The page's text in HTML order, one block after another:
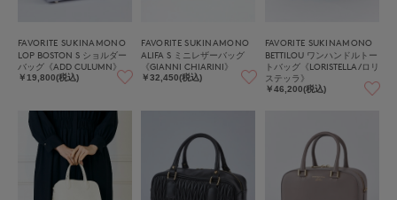
FAVORITE SUKINAMONO
LOP BOSTON S ショルダー
バッグ《ADD CULUMN》
￥19,800(税込)
FAVORITE SUKINAMONO
ALIFA S ミニレザーバッグ
《GIANNI CHIARINI》
￥32,450(税込)
FAVORITE SUKINAMONO
BETTILOU ワンハンドルトー
トバッグ《LORISTELLA/ロリ
ステッラ》
￥46,200(税込)